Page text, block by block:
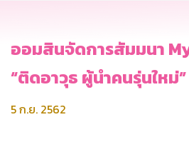
ออมสินจัดการสัมมนา
“ติดอาวุธ ผู้นำคนรุ่นใหม่”
5 ก.ย. 2562